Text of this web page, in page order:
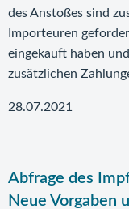
des Anstoßes sind
Importeuren
eingekauft haben
zusätzlichen
28.07.2021
Abfrage des
Neue Vorgaben